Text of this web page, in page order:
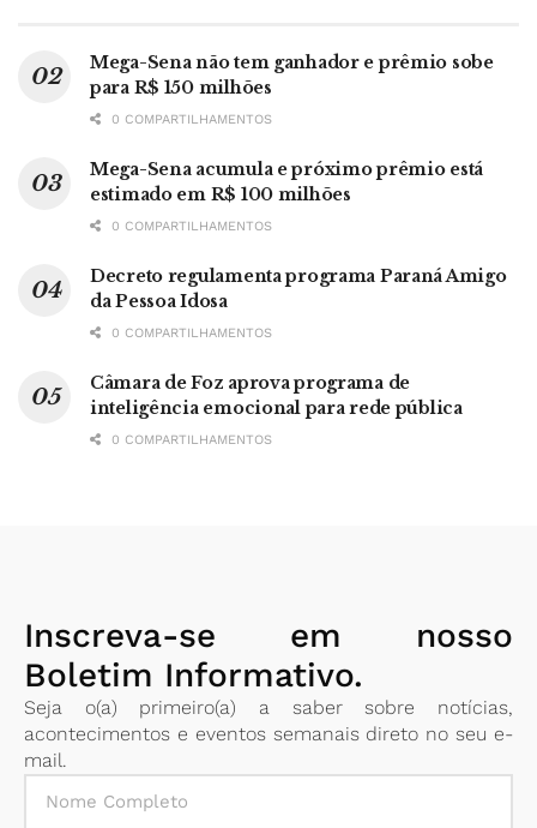
Mega-Sena não tem ganhador e prêmio sobe
para R$ 150 milhões
0 COMPARTILHAMENTOS
Mega-Sena acumula e próximo prêmio está
estimado em R$ 100 milhões
0 COMPARTILHAMENTOS
Decreto regulamenta programa Paraná Amigo
da Pessoa Idosa
0 COMPARTILHAMENTOS
Câmara de Foz aprova programa de
inteligência emocional para rede pública
0 COMPARTILHAMENTOS
Inscreva-se em nosso
Boletim Informativo.
Seja o(a) primeiro(a) a saber sobre notícias,
acontecimentos e eventos semanais direto no seu e-
mail.